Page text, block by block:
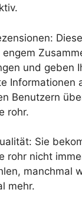
engem
und geben
Informationen
Benutzern
rohr.
Sie
rohr nicht
manchmal
mehr.